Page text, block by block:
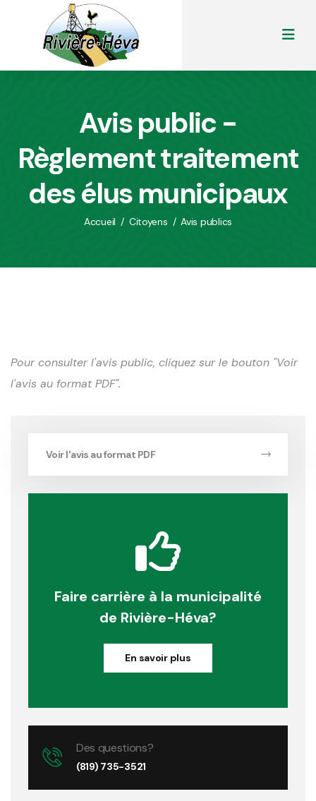
Avis public -
Règlement traitement
des élus municipaux
Accueil / Citoyens / Avis publics
Pour consulter l'avis public, cliquez sur le bouton "Voir
l'avis au format PDF".
Voir l'avis au format PDF
Faire carrière à la municipalité
de Rivière-Héva?
En savoir plus
Des questions?
(819) 735-3521